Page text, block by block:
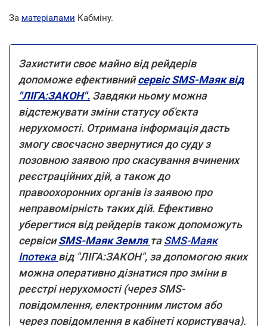
За матеріалами Кабміну.
Захистити своє майно від рейдерів
допоможе ефективнийсервіс SMS-Маяк від
"ЛІГА:ЗАКОН". Завдяки ньому можна
відстежувати зміни статусу об'єкта
нерухомості. Отримана інформація дасть
змогу своєчасно звернутися до суду з
позовною заявою про скасування вчинених
реєстраційних дій, а також до
правоохоронних органів із заявою про
неправомірність таких дій. Ефективно
уберегтися від рейдерів також допоможуть
сервісиSMS-Маяк ЗемлятаSMS-Маяк
Іпотекавід "ЛІГА:ЗАКОН", за допомогою яких
можна оперативно дізнатися про зміни в
реєстрі нерухомості (через SMS-
повідомлення, електронним листом або
через повідомлення в кабінеті користувача).